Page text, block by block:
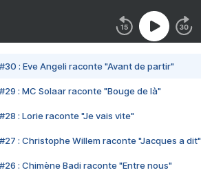
#30 : Eve Angeli raconte "Avant de partir"
#29 : MC Solaar raconte "Bouge de là"
#28 : Lorie raconte "Je vais vite"
#27 : Christophe Willem raconte "Jacques a dit"
#26 : Chimène Badi raconte "Entre nous"